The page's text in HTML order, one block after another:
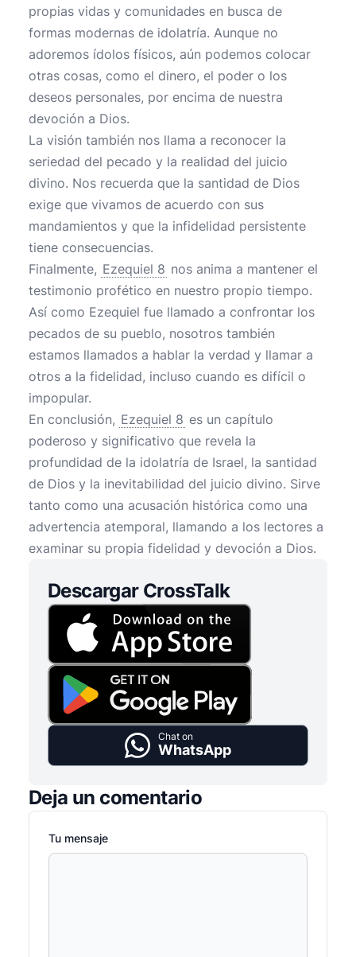
propias vidas y comunidades en busca de
formas modernas de idolatría. Aunque no
adoremos ídolos físicos, aún podemos colocar
otras cosas, como el dinero, el poder o los
deseos personales, por encima de nuestra
devoción a Dios.
La visión también nos llama a reconocer la
seriedad del pecado y la realidad del juicio
divino. Nos recuerda que la santidad de Dios
exige que vivamos de acuerdo con sus
mandamientos y que la infidelidad persistente
tiene consecuencias.
Finalmente, Ezequiel 8 nos anima a mantener el
testimonio profético en nuestro propio tiempo.
Así como Ezequiel fue llamado a confrontar los
pecados de su pueblo, nosotros también
estamos llamados a hablar la verdad y llamar a
otros a la fidelidad, incluso cuando es difícil o
impopular.
En conclusión, Ezequiel 8 es un capítulo
poderoso y significativo que revela la
profundidad de la idolatría de Israel, la santidad
de Dios y la inevitabilidad del juicio divino. Sirve
tanto como una acusación histórica como una
advertencia atemporal, llamando a los lectores a
examinar su propia fidelidad y devoción a Dios.
Descargar CrossTalk
Chat on
WhatsApp
Deja un comentario
Tu mensaje